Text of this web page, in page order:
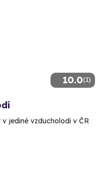
10.0(1)
jediné vzducholodi v ČR